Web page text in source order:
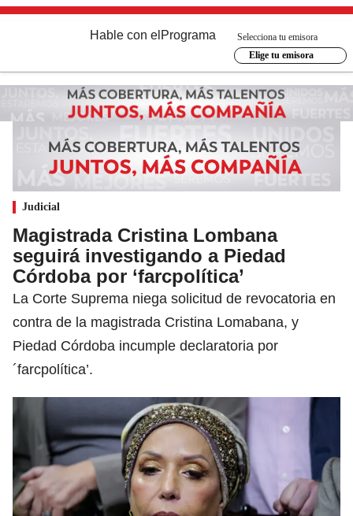
Hable con el Programa
Selecciona tu emisora
Elige tu emisora
Judicial
Magistrada Cristina Lombana
seguirá investigando a Piedad
Córdoba por ‘farcpolítica’
La Corte Suprema niega solicitud de revocatoria en
contra de la magistrada Cristina Lomabana, y
Piedad Córdoba incumple declaratoria por
´farcpolítica’.